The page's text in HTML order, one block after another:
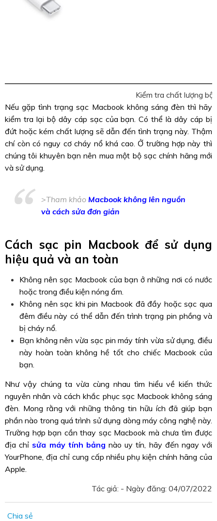
Kiểm tra chất lượng bộ
Nếu gặp tình trạng sạc Macbook không sáng đèn thì hãy
kiểm tra lại bộ dây cáp sạc của bạn. Có thể là dây cáp bị
đứt hoặc kém chất lượng sẽ dẫn đến tình trạng này. Thậm
chí còn có nguy cơ cháy nổ khá cao. Ở trường hợp này thì
chúng tôi khuyên bạn nên mua một bộ sạc chính hãng mới
và sử dụng.
>Tham khảo Macbook không lên nguồn
và cách sửa đơn giản
Cách sạc pin Macbook để sử dụng
hiệu quả và an toàn
Không nên sạc Macbook của bạn ở những nơi có nước
hoặc trong điều kiện nóng ẩm.
Không nên sạc khi pin Macbook đã đầy hoặc sạc qua
đêm điều này có thể dẫn đến trình trạng pin phồng và
bị cháy nổ.
Bạn không nên vừa sạc pin máy tính vừa sử dụng, điều
này hoàn toàn không hề tốt cho chiếc Macbook của
bạn.
Như vậy chúng ta vừa cùng nhau tìm hiểu về kiến thức
nguyên nhân và cách khắc phục sạc Macbook không sáng
đèn. Mong rằng với những thông tin hữu ích đã giúp bạn
phần nào trong quá trình sử dụng dòng máy công nghệ này.
Trường hợp bạn cần thay sạc Macbook mà chưa tìm được
địa chỉ sửa máy tính bảng nào uy tín, hãy đến ngay với
YourPhone, địa chỉ cung cấp nhiều phụ kiện chính hãng của
Apple.
Tác giả: - Ngày đăng: 04/07/2022
Chia sẻ